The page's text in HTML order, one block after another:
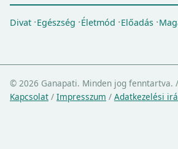
Divat Egészség Életmód Előadás
© 2026 Ganapati. Minden jog fenntartva. /
Kapcsolat / Impresszum / Adatkezelési